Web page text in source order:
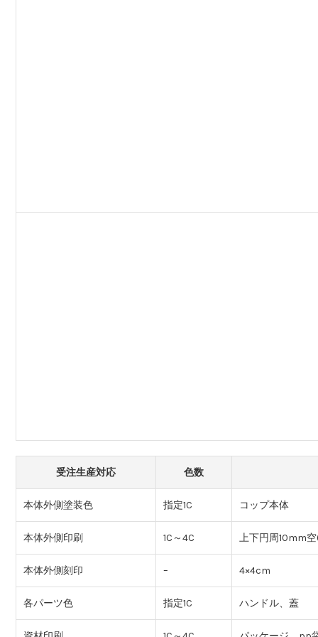
受注生産対応 色数
本体外側塗装色 指定1C コップ本体
本体外側印刷 1C～4C 上下円周10mm
本体外側刻印 – 4×4cm
各パーツ色 指定1C ハンドル、蓋